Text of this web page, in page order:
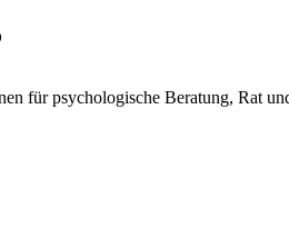
für psychologische Beratung, Rat